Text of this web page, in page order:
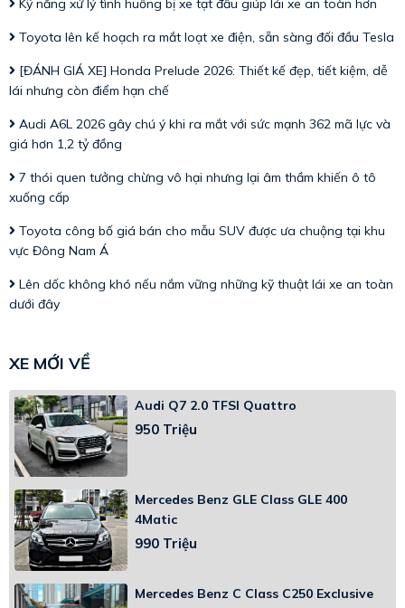
Kỹ năng xử lý tình huống bị xe tạt đầu giúp lái xe an toàn hơn
Toyota lên kế hoạch ra mắt loạt xe điện, sẵn sàng đối đầu Tesla
[ĐÁNH GIÁ XE] Honda Prelude 2026: Thiết kế đẹp, tiết kiệm, dễ
lái nhưng còn điểm hạn chế
Audi A6L 2026 gây chú ý khi ra mắt với sức mạnh 362 mã lực và
giá hơn 1,2 tỷ đồng
7 thói quen tưởng chừng vô hại nhưng lại âm thầm khiến ô tô
xuống cấp
Toyota công bố giá bán cho mẫu SUV được ưa chuộng tại khu
vực Đông Nam Á
Lên dốc không khó nếu nắm vững những kỹ thuật lái xe an toàn
dưới đây
XE MỚI VỀ
Audi Q7 2.0 TFSI Quattro
950 Triệu
Mercedes Benz GLE Class GLE 400
4Matic
990 Triệu
Mercedes Benz C Class C250 Exclusive